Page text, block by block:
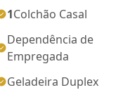
1Colchão Casal
Dependência de
Empregada
Geladeira Duplex